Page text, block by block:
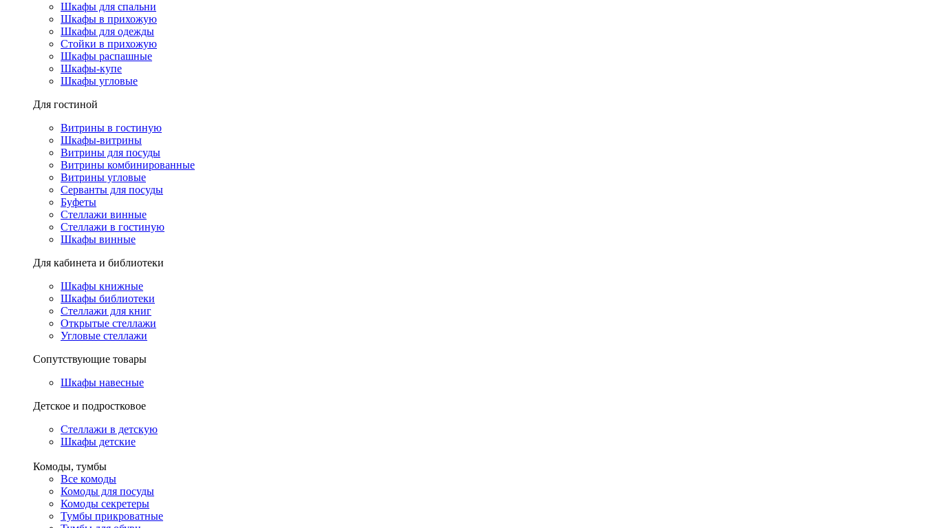
Шкафы для спальни
Шкафы в прихожую
Шкафы для одежды
Стойки в прихожую
Шкафы распашные
Шкафы-купе
Шкафы угловые
Для гостиной
Витрины в гостиную
Шкафы-витрины
Витрины для посуды
Витрины комбинированные
Витрины угловые
Серванты для посуды
Буфеты
Стеллажи винные
Стеллажи в гостиную
Шкафы винные
Для кабинета и библиотеки
Шкафы книжные
Шкафы библиотеки
Стеллажи для книг
Открытые стеллажи
Угловые стеллажи
Сопутствующие товары
Шкафы навесные
Детское и подростковое
Стеллажи в детскую
Шкафы детские
Комоды, тумбы
Все комоды
Комоды для посуды
Комоды секретеры
Тумбы прикроватные